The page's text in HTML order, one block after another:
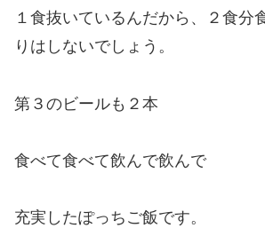
１食抜いているんだから、２食分
りはしないでしょう。
第３のビールも２本
食べて食べて飲んで飲んで
充実したぽっちご飯です。